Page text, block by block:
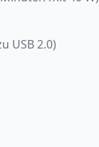
USB 2.0)